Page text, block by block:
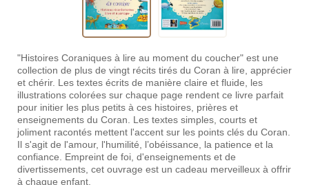
"Histoires Coraniques à lire au moment du coucher" est une
collection de plus de vingt récits tirés du Coran à lire, apprécier
et chérir. Les textes écrits de manière claire et fluide, les
illustrations colorées sur chaque page rendent ce livre parfait
pour initier les plus petits à ces histoires, prières et
enseignements du Coran. Les textes simples, courts et
joliment racontés mettent l'accent sur les points clés du Coran.
Il s'agit de l'amour, l'humilité, l’obéissance, la patience et la
confiance. Empreint de foi, d'enseignements et de
divertissements, cet ouvrage est un cadeau merveilleux à offrir
à chaque enfant.